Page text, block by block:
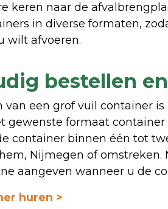
keren naar de
in diverse formaten,
wilt afvoeren.
bestellen
van een grof vuil container
gewenste formaat container
container binnen één tot
Nijmegen of
aangeven wanneer u de
huren >